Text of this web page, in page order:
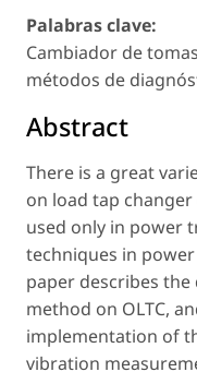
Palabras clave:
Cambiador de
métodos de
Abstract
There is a great
on load tap changer
used only in power
techniques in
paper describes
method on OLTC,
implementation of
vibration